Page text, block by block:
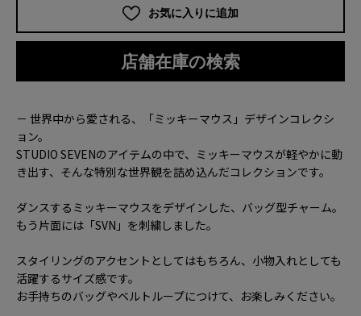
お気に入りに追加
店舗在庫の検索
－ 世界中から愛される、「ミッキーマウス」デザインコレクシ
ョン。
STUDIO SEVENのアイテムの中で、ミッキーマウスが軽やかに動
き出す、そんな特別な世界観を詰め込んだコレクションです。
ダンスするミッキーマウスをデザインした、バッグ型チャーム。
もう片面には「SVN」を刺繍しました。
スタイリングのアクセントとしてはもちろん、小物入れとしても
活躍するサイズ感です。
お手持ちのバッグやベルトループにつけて、お楽しみください。